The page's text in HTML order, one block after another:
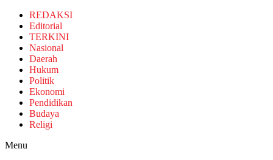
REDAKSI
Editorial
TERKINI
Nasional
Daerah
Hukum
Politik
Ekonomi
Pendidikan
Budaya
Religi
Menu